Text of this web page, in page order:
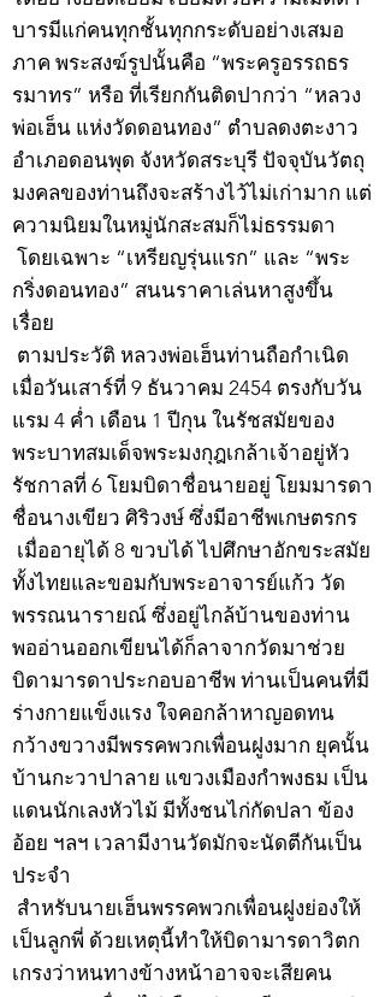
บารมีแก่คนทุกชั้นทุกกระดับอย่างเสมอ
ภาค พระสงฆ์รูปนั้นคือ “พระครูอรรถธร
รมาทร” หรือ ที่เรียกกันติดปากว่า “หลวง
พ่อเฮ็น แห่งวัดดอนทอง” ตำบลดงตะงาว
อำเภอดอนพุด จังหวัดสระบุรี ปัจจุบันวัตถุ
มงคลของท่านถึงจะสร้างไว้ไม่เก่ามาก แต่
ความนิยมในหมู่นักสะสมก็ไม่ธรรมดา
โดยเฉพาะ “เหรียญรุ่นแรก” และ “พระ
กริ่งดอนทอง” สนนราคาเล่นหาสูงขึ้น
เรื่อย
ตามประวัติ หลวงพ่อเฮ็นท่านถือกำเนิด
เมื่อวันเสาร์ที่ 9 ธันวาคม 2454 ตรงกับวัน
แรม 4 ค่ำ เดือน 1 ปีกุน ในรัชสมัยของ
พระบาทสมเด็จพระมงกุฎเกล้าเจ้าอยู่หัว
รัชกาลที่ 6 โยมบิดาชื่อนายอยู่ โยมมารดา
ชื่อนางเขียว ศิริวงษ์ ซึ่งมีอาชีพเกษตรกร
เมื่ออายุได้ 8 ขวบได้ ไปศึกษาอักขระสมัย
ทั้งไทยและขอมกับพระอาจารย์แก้ว วัด
พรรณนารายณ์ ซึ่งอยู่ไกล้บ้านของท่าน
พออ่านออกเขียนได้ก็ลาจากวัดมาช่วย
บิดามารดาประกอบอาชีพ ท่านเป็นคนที่มี
ร่างกายแข็งแรง ใจคอกล้าหาญอดทน
กว้างขวางมีพรรคพวกเพื่อนฝูงมาก ยุคนั้น
บ้านกะวาปาลาย แขวงเมืองกำพงธม เป็น
แดนนักเลงหัวไม้ มีทั้งชนไก่กัดปลา ข้อง
อ้อย ฯลฯ เวลามีงานวัดมักจะนัดตีกันเป็น
ประจำ
สำหรับนายเฮ็นพรรคพวกเพื่อนฝูงย่องให้
เป็นลูกพี่ ด้วยเหตุนี้ทำให้บิดามารดาวิตก
เกรงว่าหนทางข้างหน้าอาจจะเสียคน